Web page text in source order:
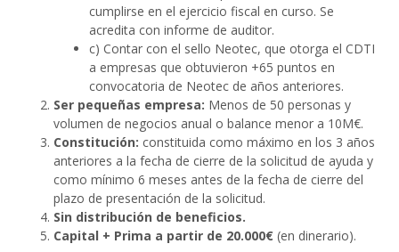
cumplirse en el ejercicio fiscal en curso. Se
acredita con informe de auditor.
c) Contar con el sello Neotec, que otorga el CDTI
a empresas que obtuvieron +65 puntos en
convocatoria de Neotec de años anteriores.
Ser pequeñas empresa: Menos de 50 personas y
volumen de negocios anual o balance menor a 10M€.
Constitución: constituida como máximo en los 3 años
anteriores a la fecha de cierre de la solicitud de ayuda y
como mínimo 6 meses antes de la fecha de cierre del
plazo de presentación de la solicitud.
Sin distribución de beneficios.
Capital + Prima a partir de 20.000€ (en dinerario).